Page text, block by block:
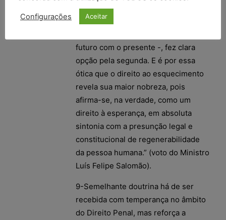
memória – que é a conexão do
presente com o passado – e a
futuro com o presente -, fez clara
opção pela segunda. E é por essa
ótica que o direito ao esquecimento
revela sua maior nobreza, pois
afirma-se, na verdade, como um
direito à esperança, em absoluta
sintonia com a presunção legal e
constitucional de regenerabilidade
da pessoa humana.” (voto do Ministro
Luís Felipe Salomão).
9-Semelhante doutrina há de ser
recebida com temperança no âmbito
do Direito Penal, mas reforça a
Configurações Aceitar